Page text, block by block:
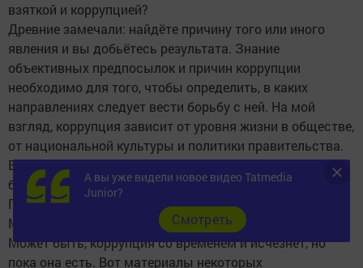
взяткой и коррупцией?
Древние замечали: найдёте причину того или иного
явления и вы добьётесь результата. Знание
объективных предпосылок и причин коррупции
необходимо для того, чтобы определить, в каких
направлениях следует вести борьбу с ней. На мой
взгляд, коррупция зависит от уровня жизни в обществе,
от национальной культуры и политики правительства.
В нашей республике уделяется большое внимание
борьбе с этим явлением: приняты Законы, Указы
Президента Татарстана, Постановления Кабинета
Министров о противодействии коррупции.
Может быть, коррупция со временем и исчезнет, но
пока она есть. Вот материалы некоторых
А вы уже видели новое видео Tatmedia
Junior?
Cмотреть